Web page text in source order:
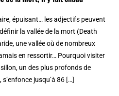
épuisant… les adjectifs peuvent
la vallée de la mort (Death
une vallée où de nombreux
en ressortir… Pourquoi visiter
sillon, un des plus profonds de
s’enfonce jusqu’à 86 […]